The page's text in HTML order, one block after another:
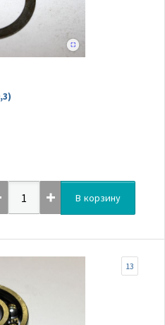
В корзину
13